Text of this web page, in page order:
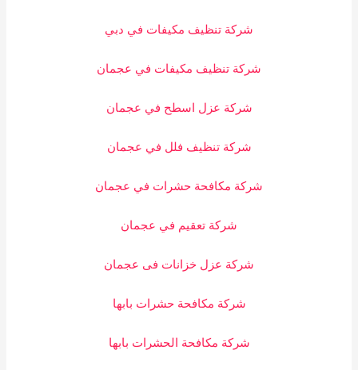
شركة تنظيف مكيفات في دبي
شركة تنظيف مكيفات في عجمان
شركة عزل اسطح في عجمان
شركة تنظيف فلل في عجمان
شركة مكافحة حشرات في عجمان
شركة تعقيم في عجمان
شركة عزل خزانات فى عجمان
شركة مكافحة حشرات بابها
شركة مكافحة الحشرات بابها